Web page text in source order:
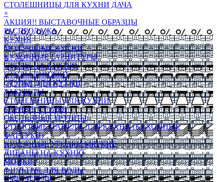
СТОЛЕШНИЦЫ ДЛЯ КУХНИ ДАЧА
×
АКЦИЯ!! ВЫСТАВОЧНЫЕ ОБРАЗЦЫ
РАСПРОДАЖА
КУХНЯ
МОДУЛЬНЫЕ КУХНИ
КУХОННЫЕ ГАРНИТУРЫ
СТОЛЫ НА КУХНЮ
СТОЛЫ КНИЖКИ
СТУЛЬЯ ДЛЯ КУХНИ
ТАБУРЕТЫ
СТОЛЕШНИЦЫ ДЛЯ КУХНИ
БАРНЫЕ СТУЛЬЯ
ОБЕДЕННЫЕ ГРУППЫ
СТЕНОВЫЕ ПАНЕЛИ ДЛЯ КУХНИ (КУХОННЫЕ
ФАРТУКИ)
КУХОННЫЕ УГОЛКИ МЯГКИЕ
ДИВАНЫ НА КУХНЮ
МОЙКИ
ФИЛЬТРЫ ДЛЯ ВОДЫ
СМЕСИТЕЛИ